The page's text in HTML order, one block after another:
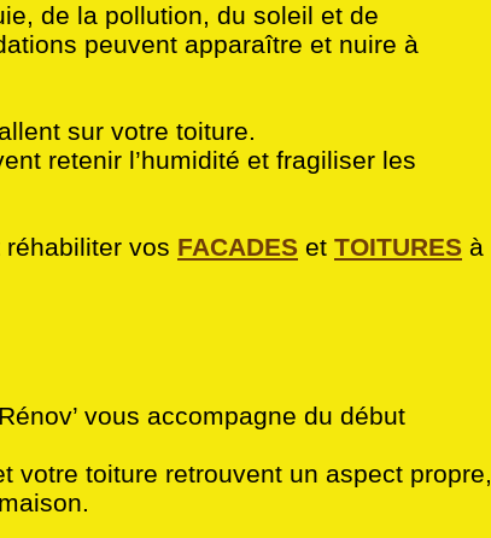
de la pollution, du soleil et de
peuvent apparaître et nuire à
sur votre toiture.
retenir l’humidité et fragiliser les
réhabiliter vos FACADES et TOITURES à
vous accompagne du début
votre toiture retrouvent un aspect propre,